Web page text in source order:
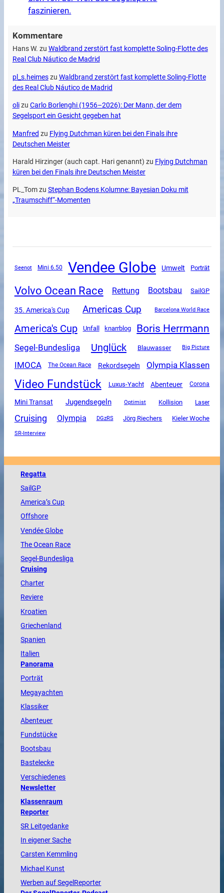
faszinieren.
Kommentare
Hans W. zu Waldbrand zerstört fast komplette Soling-Flotte des
Real Club Náutico de Madrid
pl_s.heimeszu Waldbrand zerstört fast komplette Soling-Flotte
des Real Club Náutico de Madrid
olizu Carlo Borlenghi (1956–2026): Der Mann, der dem
Segelsport ein Gesicht gegeben hat
Manfred zu Flying Dutchman küren bei den Finals ihre
Deutschen Meister
Harald Hirzinger (auch capt. Hari genannt) zu Flying Dutchman
küren bei den Finals ihre Deutschen Meister
PL_Tomzu Stephan Bodens Kolumne: Bayesian Doku mit
„Traumschiff“-Momenten
Seenot Mini 6.50 Vendee Globe Umwelt Porträt
Volvo Ocean Race Rettung Bootsbau SailGP
35. America's Cup Americas Cup Barcelona World Race
America's Cup Unfall knarrblog Boris Herrmann
Segel-Bundesliga Unglück Blauwasser Big Picture
IMOCA The Ocean Race Rekordsegeln Olympia Klassen
Video Fundstück Luxus-Yacht Abenteuer Corona
Mini Transat Jugendsegeln Optimist Kollision Laser
Cruising Olympia DGzRS Jörg Riechers Kieler Woche
SR-Interview
Regatta
SailGP
America’s Cup
Offshore
VendéeGlobe
TheOcean Race
Segel-Bundesliga
Cruising
Charter
Reviere
Kroatien
Griechenland
Spanien
Italien
Panorama
Porträt
Megayachten
Klassiker
Abenteuer
Fundstücke
Bootsbau
Bastelecke
Verschiedenes
Newsletter
Klassenraum
Reporter
SR Leitgedanke
In eigener Sache
Carsten Kemmling
Michael Kunst
Werben auf SegelReporter